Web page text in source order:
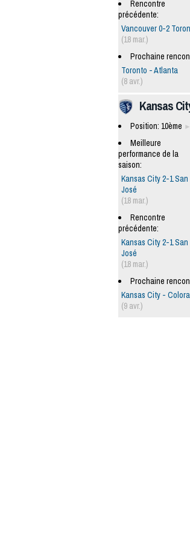
Rencontre
précédente:
Vancouver 0-2
(18 mar.)
Prochaine
Toronto - Atlanta
(8 avr.)
Kansas
Position: 10ème
Meilleure
performance de la
saison:
Kansas City 2-1 San
José
(18 mar.)
Rencontre
précédente:
Kansas City 2-1 San
José
(18 mar.)
Prochaine
Kansas City -
(9 avr.)